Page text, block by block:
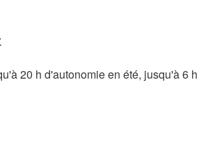
20 h d'autonomie en été, jusqu'à 6